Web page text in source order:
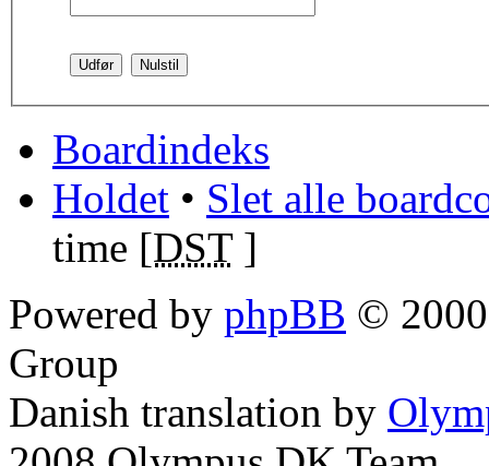
Boardindeks
Holdet • Slet alle
time [DST]
Powered by phpBB ©
Group
Danish translation by